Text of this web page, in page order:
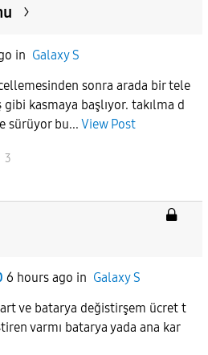
in Galaxy S
sonra arada bir tele
kasmaya başlıyor. takılma d
sürüyor bu... View Post
3
6 hours ago in Galaxy S
ve batarya değistirşem ücret t
varmı batarya yada ana kar